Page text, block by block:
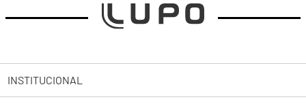
INSTITUCIONAL